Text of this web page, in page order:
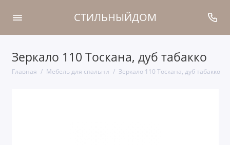
СТИЛЬНЫЙДОМ
Зеркало 110 Тоскана, дуб табакко
Главная Мебель для спальни Зеркало 110 Тоскана, дуб табакко